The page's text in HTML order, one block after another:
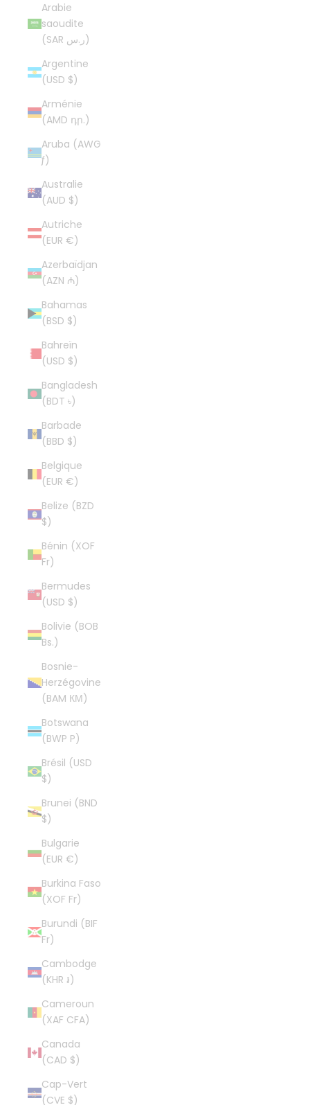
Arabie
saoudite
(SAR ر.س)
Argentine
(USD $)
Arménie
(AMD դր.)
Aruba (AWG
ƒ)
Australie
(AUD $)
Autriche
(EUR €)
Azerbaïdjan
(AZN ₼)
Bahamas
(BSD $)
Bahreïn
(USD $)
Bangladesh
(BDT ৳)
Barbade
(BBD $)
Belgique
(EUR €)
Belize (BZD
$)
Bénin (XOF
Fr)
Bermudes
(USD $)
Bolivie (BOB
Bs.)
Bosnie-
Herzégovine
(BAM КМ)
Botswana
(BWP P)
Brésil (USD
$)
Brunei (BND
$)
Bulgarie
(EUR €)
Burkina Faso
(XOF Fr)
Burundi (BIF
Fr)
Cambodge
(KHR ៛)
Cameroun
(XAF CFA)
Canada
(CAD $)
Cap-Vert
(CVE $)